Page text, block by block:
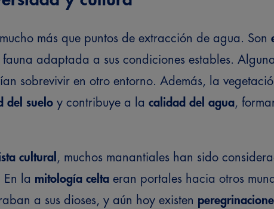
más que puntos de extracción de agua. Son
adaptada a sus condiciones estables.
sobrevivir en otro entorno. Además, la
del suelo y contribuye a la calidad del agua,
cultural , muchos manantiales han sido
En la mitología celta eran portales hacia otros
a sus dioses, y aún hoy existen